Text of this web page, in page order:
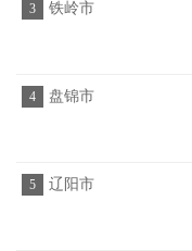
3 铁岭市
4 盘锦市
5 辽阳市